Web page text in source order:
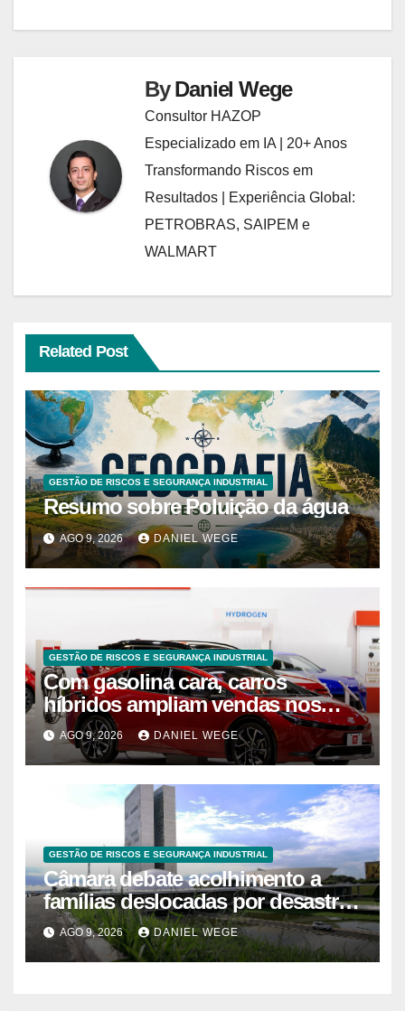
ByDaniel Wege
Consultor HAZOP
Especializado em IA | 20+ Anos
Transformando Riscos em
Resultados | Experiência Global:
PETROBRAS, SAIPEM e
WALMART
Related Post
GESTÃO DE RISCOS E SEGURANÇA INDUSTRIAL
Resumo sobre Poluição da água
AGO 9, 2026 DANIEL WEGE
GESTÃO DE RISCOS E SEGURANÇA INDUSTRIAL
Com gasolina cara, carros
híbridos ampliam vendas nos
EUA – 09/08/2026 – Economia
AGO 9, 2026 DANIEL WEGE
GESTÃO DE RISCOS E SEGURANÇA INDUSTRIAL
Câmara debate acolhimento a
famílias deslocadas por desastre
climático
AGO 9, 2026 DANIEL WEGE